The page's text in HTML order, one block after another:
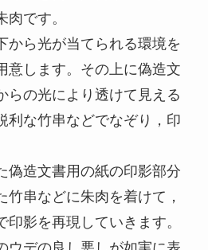
です。
から光が当てられる環境を
意します。その上に偽造文
らの光により透けて見える
利な竹串などでなぞり，印
偽造文書用の紙の印影部分
竹串などに朱肉を着けて，
影を再現していきます。